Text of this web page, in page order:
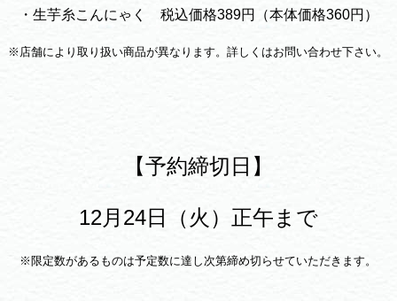
・生芋糸こんにゃく 税込価格389円（本体価格360円）
※店舗により取り扱い商品が異なります。詳しくはお問い合わせ下さい。
【予約締切日】
12月24日（火）正午まで
※限定数があるものは予定数に達し次第締め切らせていただきます。